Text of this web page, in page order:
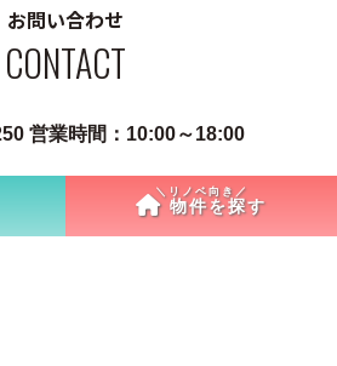
お問い合わせ
CONTACT
物件を探す